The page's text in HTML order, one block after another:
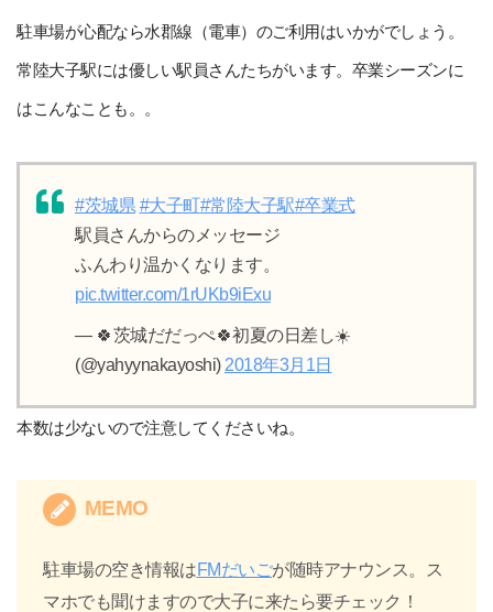
駐車場が心配なら水郡線（電車）のご利用はいかがでしょう。
常陸大子駅には優しい駅員さんたちがいます。卒業シーズンに
はこんなことも。。
#茨城県 #大子町#常陸大子駅#卒業式
駅員さんからのメッセージ
ふんわり温かくなります。
pic.twitter.com/1rUKb9iExu
— 🍀茨城だだっぺ🍀初夏の日差し☀️
(@yahyynakayoshi) 2018年3月1日
本数は少ないので注意してくださいね。
MEMO
駐車場の空き情報はFMだいごが随時アナウンス。ス
マホでも聞けますので大子に来たら要チェック！